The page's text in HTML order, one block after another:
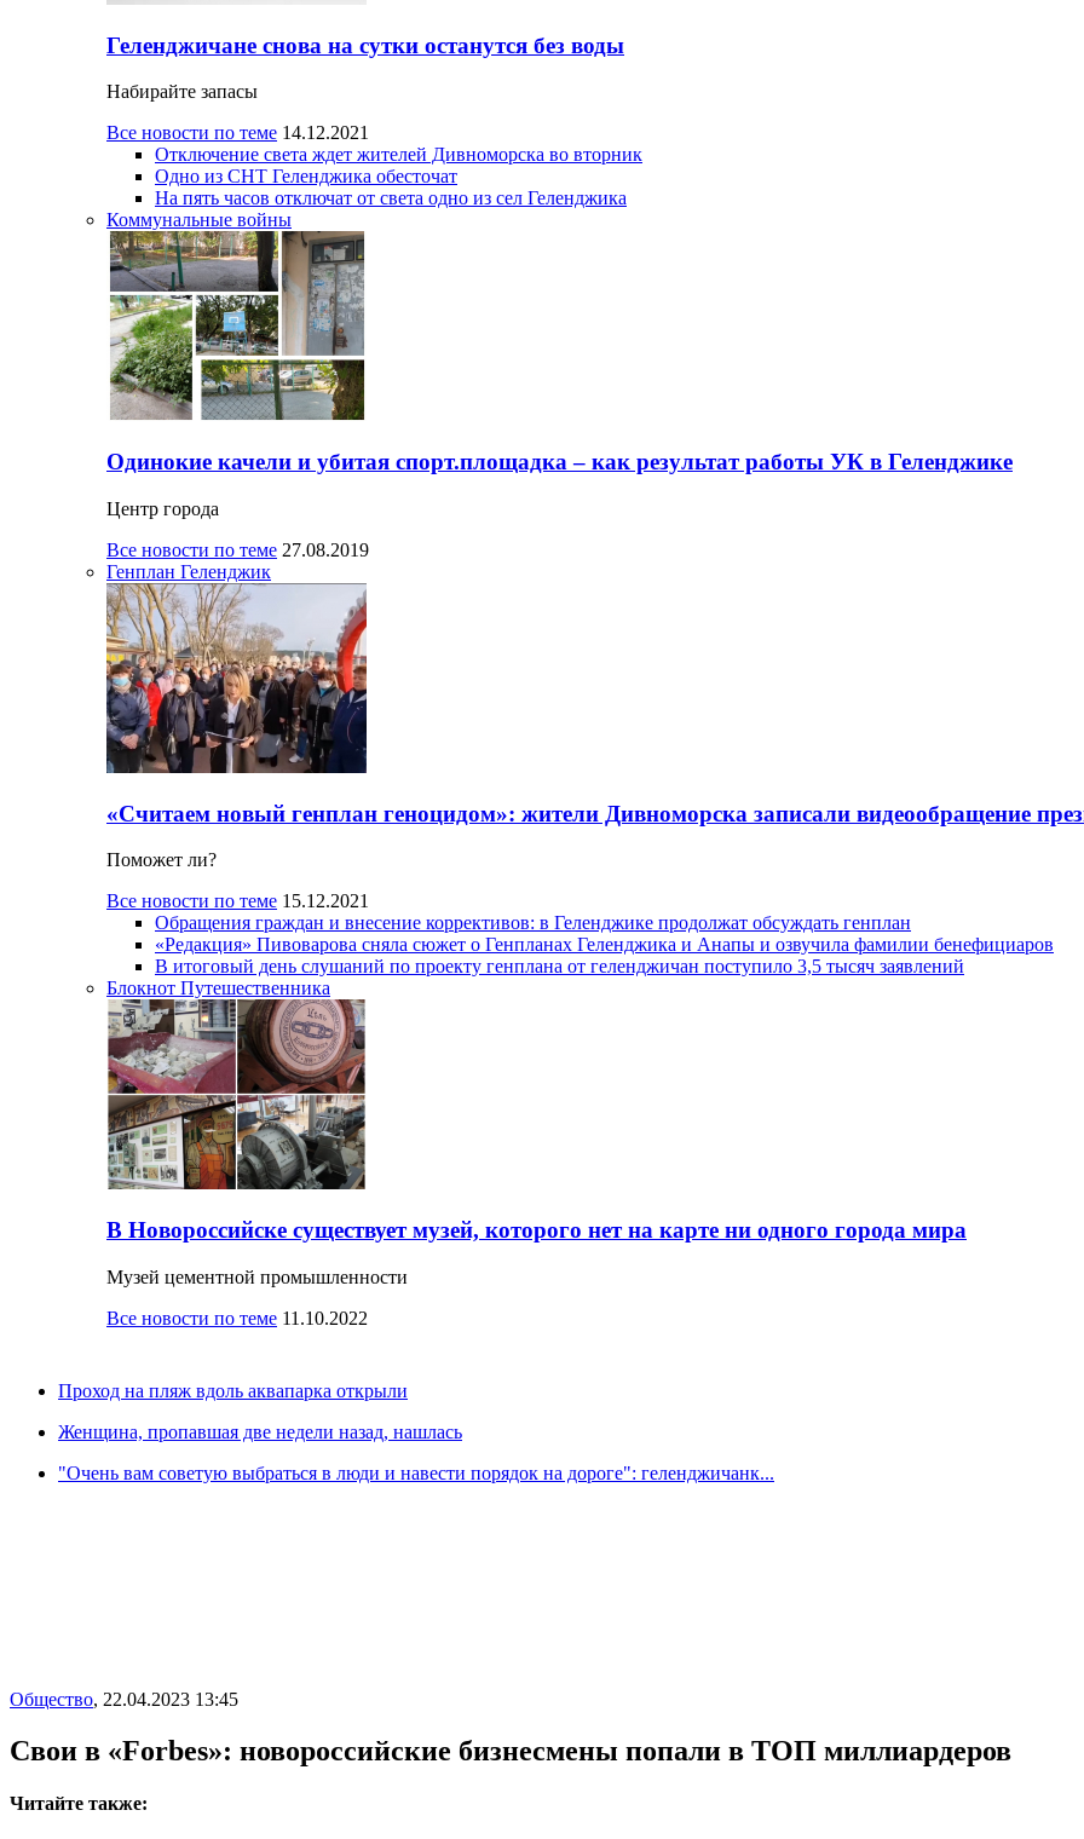
Геленджичане снова на сутки останутся без воды
Набирайте запасы
Все новости по теме 14.12.2021
Отключение света ждет жителей Дивноморска во вторник
Одно из СНТ Геленджика обесточат
На пять часов отключат от света одно из сел Геленджика
Коммунальные войны
Одинокие качели и убитая спорт.площадка – как результат работы УК в Геленджике
Центр города
Все новости по теме 27.08.2019
Генплан Геленджик
«Считаем новый генплан геноцидом»: жители Дивноморска записали видеообращение
Поможет ли?
Все новости по теме 15.12.2021
Обращения граждан и внесение коррективов: в Геленджике продолжат обсуждать генплан
«Редакция» Пивоварова сняла сюжет о Генпланах Геленджика и Анапы и озвучила фамилии бенефициаров
В итоговый день слушаний по проекту генплана от геленджичан поступило 3,5 тысяч заявлений
Блокнот Путешественника
В Новороссийске существует музей, которого нет на карте ни одного города мира
Музей цементной промышленности
Все новости по теме 11.10.2022
Проход на пляж вдоль аквапарка открыли
Женщина, пропавшая две недели назад, нашлась
"Очень вам советую выбраться в люди и навести порядок на дороге": геленджичанк...
Общество, 22.04.2023 13:45
Свои в «Forbes»: новороссийские бизнесмены попали в ТОП миллиардеров
Читайте также: